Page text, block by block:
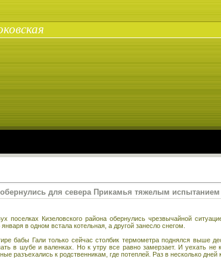
для севера Прикамья тяжелым испытанием
поселках Кизеловского района обернулись чрезвычайной
в одном встала котельная, а другой занесло снегом.
бабы Гали только сейчас столбик термометра поднялся выше
в шубе и валенках. Но к утру все равно замерзает. И уехать не
разъехались к родственникам, где потеплей. Раз в несколько дней